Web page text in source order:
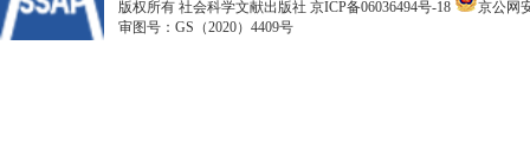
版权所有 社会科学文献出版社 京ICP备06036494号-18
京公网
审图号：GS（2020）4409号